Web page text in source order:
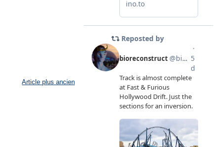
Article plus ancien